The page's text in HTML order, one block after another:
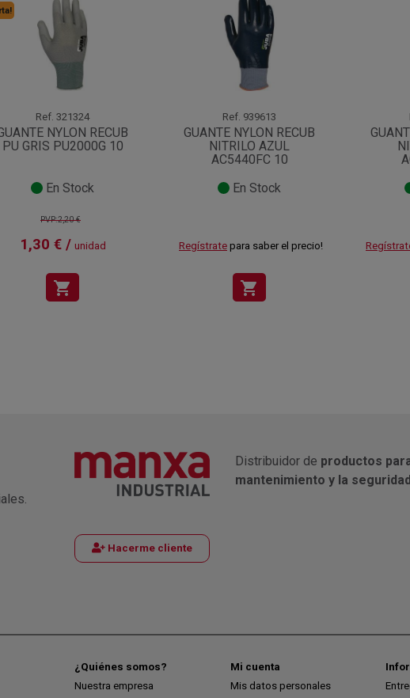
Ref. 321324
NYLON RECUB
PU GRIS PU2000G 10
En Stock
PVP:2,20 €
1,30 € / unidad
shopping_cart
Ref. 939613
GUANTE NYLON RECUB
NITRILO AZUL
AC5440FC 10
En Stock
Regístrate para saber el precio!
shopping_cart
Hacerme cliente
Distribuidor de productos
mantenimiento y la
¿Quiénes somos?
Nuestra empresa
Mi cuenta
Mis datos personales